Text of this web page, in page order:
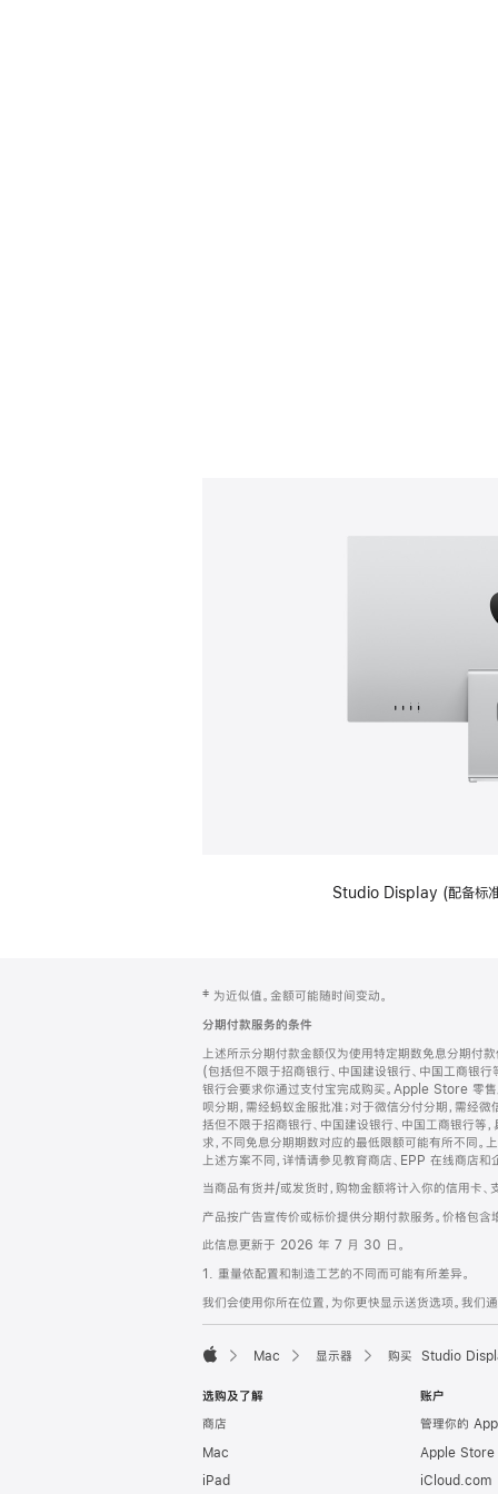
Studio Display (配备标准
页
脚
注
‡ 为近似值。金额可能随时间变动。
分期付款服务的条件
上述所示分期付款金额仅为使用特定期数免息分期付
(包括但不限于招商银行、中国建设银行、中国工商银
银行会要求你通过支付宝完成购买。Apple Store 零
呗分期，需经蚂蚁金服批准；对于微信分付分期，需经
括但不限于招商银行、中国建设银行、中国工商银行等
求，不同免息分期期数对应的最低限额可能有所不同
上述方案不同，详情请参见教育商店、EPP 在线商店
当商品有货并/或发货时，购物金额将计入你的信用卡
产品按广告宣传价或标价提供分期付款服务。价格包含
此信息更新于 2026 年 7 月 30 日。
1. 重量依配置和制造工艺的不同而可能有所差异。
我们会使用你所在位置，为你更快显示送货选项。我
Mac 显示器 购买 Studio
选购及了解
商店
Mac
iPad
账户
管理你的
Apple Store
iCloud.com